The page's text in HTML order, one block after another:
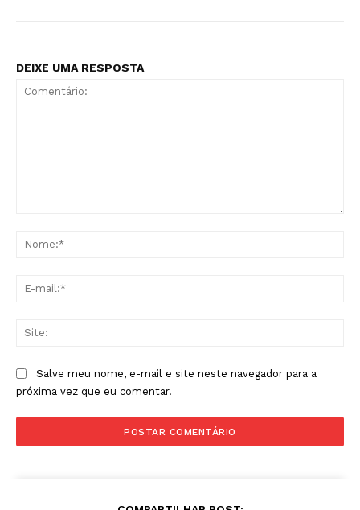
DEIXE UMA RESPOSTA
Salve meu nome, e-mail e site neste navegador para a
próxima vez que eu comentar.